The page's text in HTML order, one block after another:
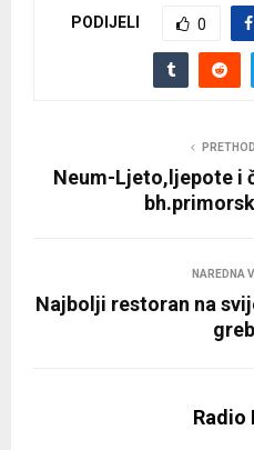
PODIJELI 0
Neum-Ljeto,ljepote i
NAREDNA
Najbolji restoran na
Radio